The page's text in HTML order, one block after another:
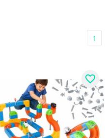
1
favorite_border